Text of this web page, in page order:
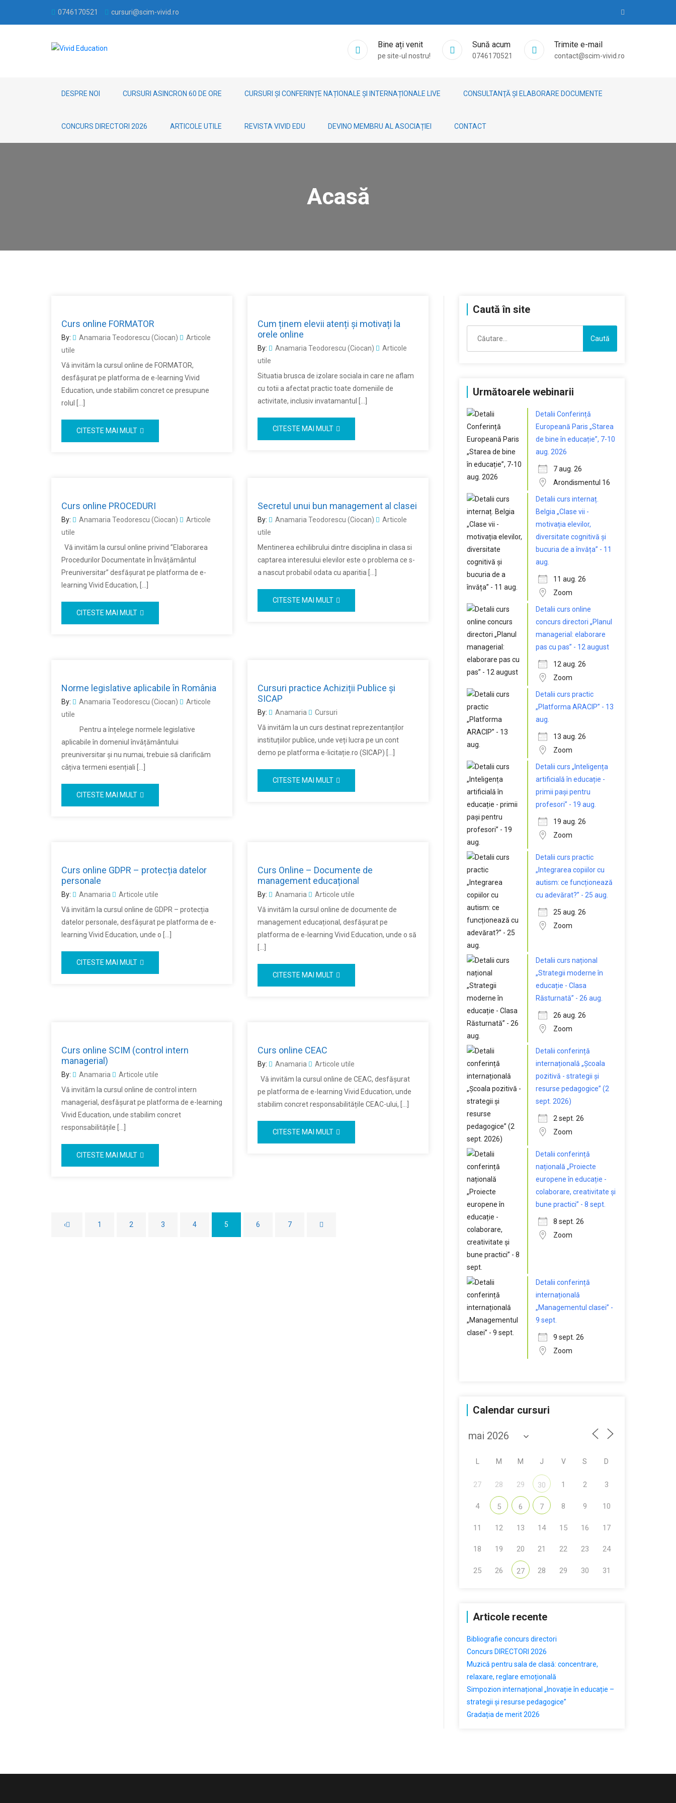
0746170521 cursuri@scim-vivid.ro
Bine ați venit
pe site-ul nostru!
Sună acum
0746170521
Trimite e-mail
contact@scim-vivid.ro
DESPRE NOI CURSURI ASINCRON 60 DE ORE CURSURI ȘI CONFERINȚE NAȚIONALE ȘI INTERNAȚIONALE LIVE CONSULTANŢĂ ȘI ELABORARE DOCUMENTE
CONCURS DIRECTORI 2026 ARTICOLE UTILE REVISTA VIVID EDU DEVINO MEMBRU AL ASOCIAȚIEI CONTACT
Acasă
Curs online FORMATOR
By: Anamaria Teodorescu (Ciocan)
Articole
utile
Vă invităm la cursul online de FORMATOR,
desfășurat pe platforma de e-learning Vivid
Education, unde stabilim concret ce presupune
rolul […]
CITESTE MAI MULT
Cum ținem elevii atenți și motivați la
orele online
By: Anamaria Teodorescu (Ciocan)
Articole
utile
Situatia brusca de izolare sociala in care ne aflam
cu totii a afectat practic toate domeniile de
activitate, inclusiv invatamantul […]
CITESTE MAI MULT
Curs online PROCEDURI
By: Anamaria Teodorescu (Ciocan)
Articole
utile
Vă invităm la cursul online privind ”Elaborarea
Procedurilor Documentate în Învățământul
Preuniversitar” desfășurat pe platforma de e-
learning Vivid Education, […]
CITESTE MAI MULT
Secretul unui bun management al clasei
By: Anamaria Teodorescu (Ciocan)
Articole
utile
Mentinerea echilibrului dintre disciplina in clasa si
captarea interesului elevilor este o problema ce s-
a nascut probabil odata cu aparitia […]
CITESTE MAI MULT
Norme legislative aplicabile în România
By: Anamaria Teodorescu (Ciocan)
Articole
utile
Pentru a înțelege normele legislative
aplicabile în domeniul învățământului
preuniversitar și nu numai, trebuie să clarificăm
câțiva termeni esențiali […]
CITESTE MAI MULT
Cursuri practice Achiziții Publice și
SICAP
By: Anamaria
Cursuri
Vă invităm la un curs destinat reprezentanților
instituțiilor publice, unde veți lucra pe un cont
demo pe platforma e-licitație.ro (SICAP) […]
CITESTE MAI MULT
Curs online GDPR – protecția datelor
personale
By: Anamaria
Articole utile
Vă invităm la cursul online de GDPR – protecția
datelor personale, desfășurat pe platforma de e-
learning Vivid Education, unde o […]
CITESTE MAI MULT
Curs Online – Documente de
management educațional
By: Anamaria
Articole utile
Vă invităm la cursul online de documente de
management educațional, desfășurat pe
platforma de e-learning Vivid Education, unde o să
CITESTE MAI MULT
Curs online SCIM (control intern
managerial)
By: Anamaria
Articole utile
Vă invităm la cursul online de control intern
managerial, desfășurat pe platforma de e-learning
Vivid Education, unde stabilim concret
responsabilitățile […]
CITESTE MAI MULT
Curs online CEAC
By: Anamaria
Articole utile
Vă invităm la cursul online de CEAC, desfășurat
pe platforma de e-learning Vivid Education, unde
stabilim concret responsabilitățile CEAC-ului, […]
CITESTE MAI MULT
‹ 1 2 3 4 5 6 7
Caută în site
după:
Următoarele webinarii
Detalii Conferință
Europeană Paris „Starea
de bine în educație”, 7-10
aug. 2026
7 aug. 26
Arondismentul 16
Detalii curs internaț.
Belgia „Clase vii -
motivația elevilor,
diversitate cognitivă și
bucuria de a învăța” - 11
aug.
11 aug. 26
Zoom
Detalii curs online
concurs directori „Planul
managerial: elaborare
pas cu pas” - 12 august
12 aug. 26
Zoom
Detalii curs practic
„Platforma ARACIP” - 13
aug.
13 aug. 26
Zoom
Detalii curs „Inteligența
artificială în educație -
primii pași pentru
profesori” - 19 aug.
19 aug. 26
Zoom
Detalii curs practic
„Integrarea copiilor cu
autism: ce funcționează
cu adevărat?” - 25 aug.
25 aug. 26
Zoom
Detalii curs național
„Strategii moderne în
educație - Clasa
Răsturnată” - 26 aug.
26 aug. 26
Zoom
Detalii conferință
internațională „Școala
pozitivă - strategii și
resurse pedagogice” (2
sept. 2026)
2 sept. 26
Zoom
Detalii conferință
națională „Proiecte
europene în educație -
colaborare, creativitate și
bune practici” - 8 sept.
8 sept. 26
Zoom
Detalii conferință
internațională
„Managementul clasei” -
9 sept.
9 sept. 26
Zoom
Calendar cursuri
M M J V S D
27 28 29 30 1 2 3
4 5 6 7 8 9 10
11 12 13 14 15 16 17
18 19 20 21 22 23 24
25 26 27 28 29 30 31
Articole recente
Bibliografie concurs directori
Concurs DIRECTORI 2026
Muzică pentru sala de clasă: concentrare,
relaxare, reglare emoțională
Simpozion internațional „Inovație în educație –
strategii și resurse pedagogice”
Gradația de merit 2026